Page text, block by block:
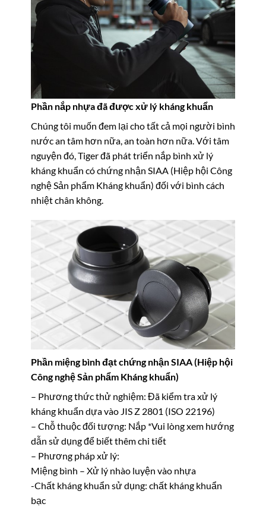
Phần nắp nhựa đã được xử lý kháng khuẩn
Chúng tôi muốn đem lại cho tất cả mọi người bình
nước an tâm hơn nữa, an toàn hơn nữa. Với tâm
nguyện đó, Tiger đã phát triển nắp bình xử lý
kháng khuẩn có chứng nhận SIAA (Hiệp hội Công
nghệ Sản phẩm Kháng khuẩn) đối với bình cách
nhiệt chân không.
Phần miệng bình đạt chứng nhận SIAA (Hiệp hội
Công nghệ Sản phẩm Kháng khuẩn)
– Phương thức thử nghiệm: Đã kiểm tra xử lý
kháng khuẩn dựa vào JIS Z 2801 (ISO 22196)
– Chỗ thuộc đối tượng: Nắp *Vui lòng xem hướng
dẫn sử dụng để biết thêm chi tiết
– Phương pháp xử lý:
Miệng bình – Xử lý nhào luyện vào nhựa
-Chất kháng khuẩn sử dụng: chất kháng khuẩn
bạc